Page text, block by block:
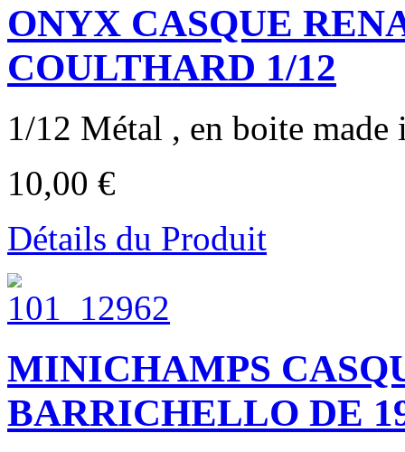
ONYX CASQUE
COULTHARD 1/12
1/12 Métal , en boite made
10,00 €
Détails du Produit
MINICHAMPS
BARRICHELLO DE